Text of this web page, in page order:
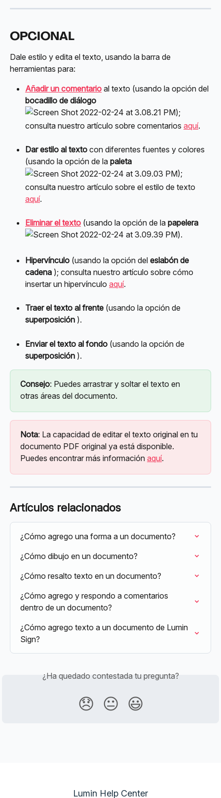
OPCIONAL
Dale estilo y edita el texto, usando la barra de
herramientas para:
Añadir un comentario al texto (usando la opción del
bocadillo de diálogo
);
consulta nuestro artículo sobre comentarios aquí.
Dar estilo al texto con diferentes fuentes y colores
(usando la opción de la paleta
);
consulta nuestro artículo sobre el estilo de texto
aquí.
Eliminar el texto (usando la opción de la papelera
).
Hipervínculo (usando la opción del eslabón de
cadena ); consulta nuestro artículo sobre cómo
insertar un hipervínculo aquí.
Traer el texto al frente (usando la opción de
superposición ).
Enviar el texto al fondo (usando la opción de
superposición ).
Consejo: Puedes arrastrar y soltar el texto en
otras áreas del documento.
Nota: La capacidad de editar el texto original en tu
documento PDF original ya está disponible.
Puedes encontrar más información aquí.
Artículos relacionados
¿Cómo agrego una forma a un documento?
¿Cómo dibujo en un documento?
¿Cómo resalto texto en un documento?
¿Cómo agrego y respondo a comentarios
dentro de un documento?
¿Cómo agrego texto a un documento de Lumin
Sign?
¿Ha quedado contestada tu pregunta?
😞 😐 😃
Lumin Help Center